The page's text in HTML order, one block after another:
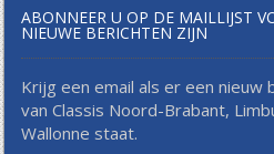
ABONNEER U OP DE MAILLIJST
NIEUWE BERICHTEN ZIJN
Krijg een email als er een
van Classis Noord-Brabant,
Wallonne staat.